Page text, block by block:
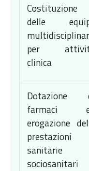
Costituzione
delle
per
clinica
Dotazione
farmaci
erogazione
prestazioni
sanitarie
sociosanitari